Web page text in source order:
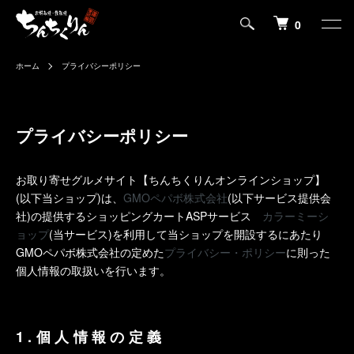
0
ホーム プライバシーポリシー
プライバシーポリシー
お取り寄せグルメサイト【ちんちくりんオンラインショップ】
(以下当ショップ)は、 GMOペパボ株式会社(以下サービス提供会
社)の提供するショッピングカートASPサービス カラーミーシ
ョップ(当サービス)を利用して当ショップを開設するにあたり
GMOペパボ株式会社の定めたプライバシー・ポリシーに則った
個人情報の取扱いを行います。
1.個人情報の定義